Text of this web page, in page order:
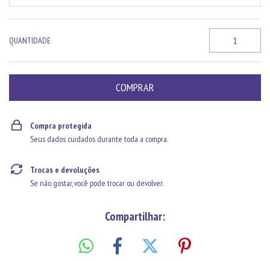
QUANTIDADE
Compra protegida
Seus dados cuidados durante toda a compra.
Trocas e devoluções
Se não gostar, você pode trocar ou devolver.
Compartilhar: